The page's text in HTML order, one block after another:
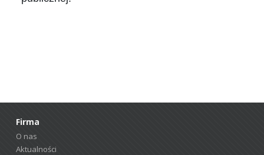
Firma
O nas
Aktualności